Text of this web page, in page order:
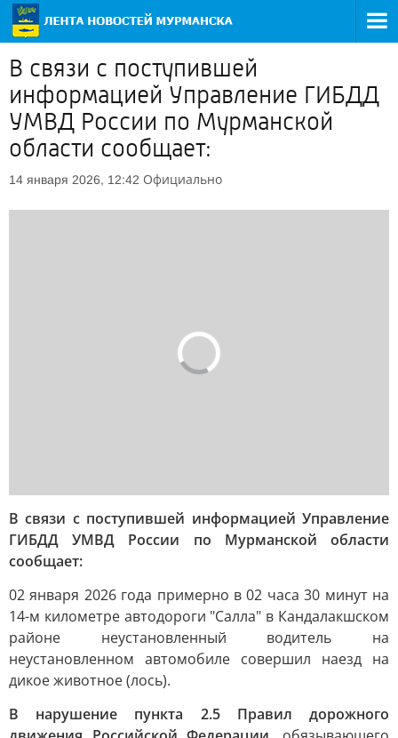
В связи с поступившей
информацией Управление ГИБДД
УМВД России по Мурманской
области сообщает:
14 января 2026, 12:42 Официально
В связи с поступившей информацией Управление
ГИБДД УМВД России по Мурманской области
сообщает:
02 января 2026 года примерно в 02 часа 30 минут на
14-м километре автодороги "Салла" в Кандалакшском
районе неустановленный водитель на
неустановленном автомобиле совершил наезд на
дикое животное (лось).
В нарушение пункта 2.5 Правил дорожного